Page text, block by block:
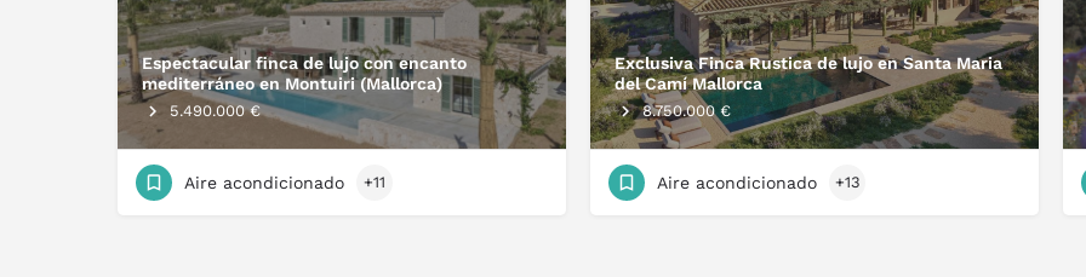
Espectacular finca de lujo con encanto
mediterráneo en Montuiri (Mallorca)
5.490.000 €
Aire acondicionado +11
Exclusiva Finca Rustica de lujo en Santa Maria
del Camí Mallorca
8.750.000 €
Aire acondicionado +13